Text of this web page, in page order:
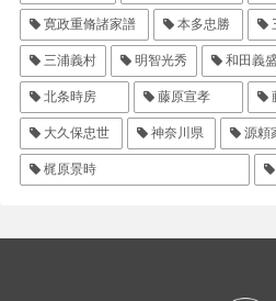
寛政重脩諸家譜 本多忠勝
三浦義村 明智光秀 和田義盛
北条時房 藤原宣孝
大久保忠世 神奈川県 源頼
梶原景時